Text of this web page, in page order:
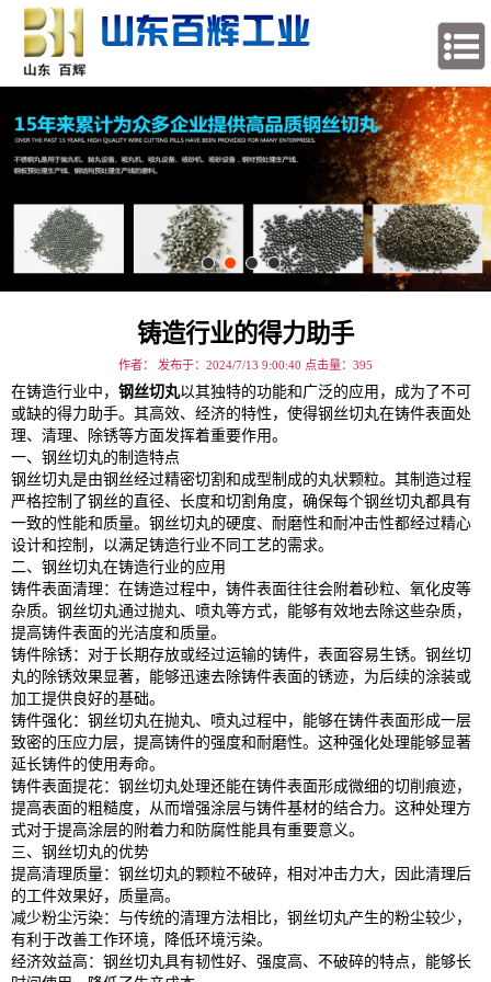
铸造行业的得力助手
作者： 发布于：2024/7/13 9:00:40 点击量： 395
在铸造行业中， 钢丝切丸以其独特的功能和广泛的应用，成为了不可
或缺的得力助手。其高效、经济的特性，使得钢丝切丸在铸件表面处
理、清理、除锈等方面发挥着重要作用。
一、钢丝切丸的制造特点
钢丝切丸是由钢丝经过精密切割和成型制成的丸状颗粒。其制造过程
严格控制了钢丝的直径、长度和切割角度，确保每个钢丝切丸都具有
一致的性能和质量。钢丝切丸的硬度、耐磨性和耐冲击性都经过精心
设计和控制，以满足铸造行业不同工艺的需求。
二、钢丝切丸在铸造行业的应用
铸件表面清理：在铸造过程中，铸件表面往往会附着砂粒、氧化皮等
杂质。钢丝切丸通过抛丸、喷丸等方式，能够有效地去除这些杂质，
提高铸件表面的光洁度和质量。
铸件除锈：对于长期存放或经过运输的铸件，表面容易生锈。钢丝切
丸的除锈效果显著，能够迅速去除铸件表面的锈迹，为后续的涂装或
加工提供良好的基础。
铸件强化：钢丝切丸在抛丸、喷丸过程中，能够在铸件表面形成一层
致密的压应力层，提高铸件的强度和耐磨性。这种强化处理能够显著
延长铸件的使用寿命。
铸件表面提花：钢丝切丸处理还能在铸件表面形成微细的切削痕迹，
提高表面的粗糙度，从而增强涂层与铸件基材的结合力。这种处理方
式对于提高涂层的附着力和防腐性能具有重要意义。
三、钢丝切丸的优势
提高清理质量：钢丝切丸的颗粒不破碎，相对冲击力大，因此清理后
的工件效果好，质量高。
减少粉尘污染：与传统的清理方法相比，钢丝切丸产生的粉尘较少，
有利于改善工作环境，降低环境污染。
经济效益高：钢丝切丸具有韧性好、强度高、不破碎的特点，能够长